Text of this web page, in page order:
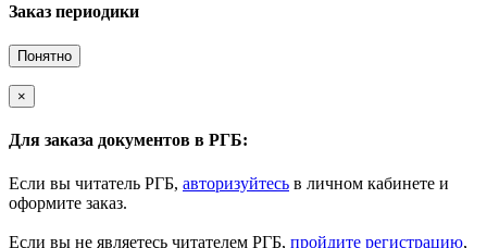
Заказ периодики
Понятно
×
Для заказа документов в РГБ:
Если вы читатель РГБ, авторизуйтесь в личном кабинете и
оформите заказ.
Если вы не являетесь читателем РГБ, пройдите регистрацию,